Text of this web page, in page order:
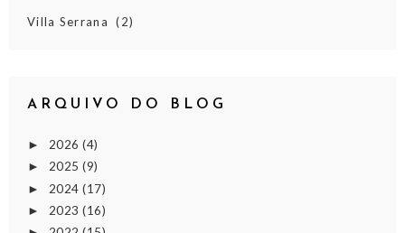
Villa Serrana (2)
ARQUIVO DO BLOG
► 2026 (4)
► 2025 (9)
► 2024 (17)
► 2023 (16)